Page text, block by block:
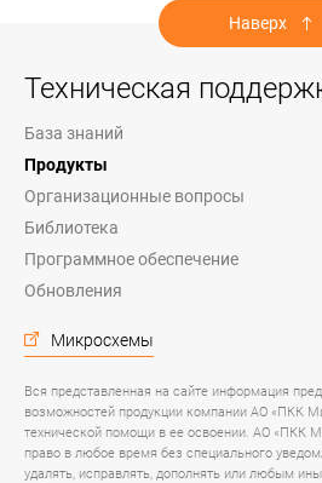
Наверх
Техническая
База знаний
Продукты
Организационные вопросы
Библиотека
Программное обеспечение
Обновления
Микросхемы
Вся представленная на сайте информация
возможностей продукции компании АО «ПКК
технической помощи в ее освоении. АО «ПКК
право в любое время без специального
удалять, исправлять, дополнять или любым